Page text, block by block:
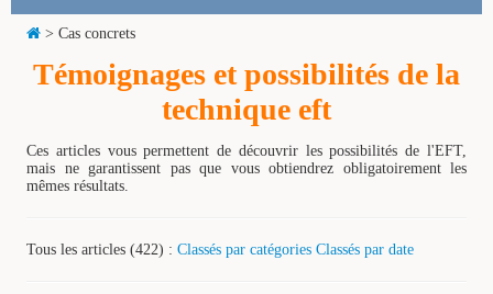
> Cas concrets
Témoignages et possibilités de la
technique eft
Ces articles vous permettent de découvrir les possibilités de l'EFT,
mais ne garantissent pas que vous obtiendrez obligatoirement les
mêmes résultats.
Tous les articles (422) : Classés par catégories Classés par date